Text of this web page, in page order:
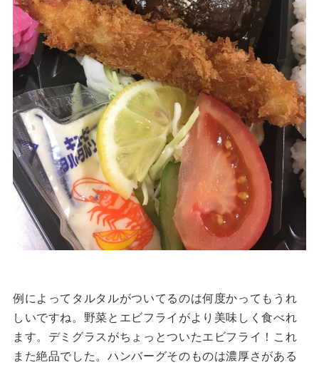
例によってタルタルがついてるのは何度かってもうれ
しいですね。野菜とエビフライがより美味しく食べれ
ます。デミグラスがちょっとついたエビフライ！これ
また絶品でした。ハンバーグそのものは濃厚さがある